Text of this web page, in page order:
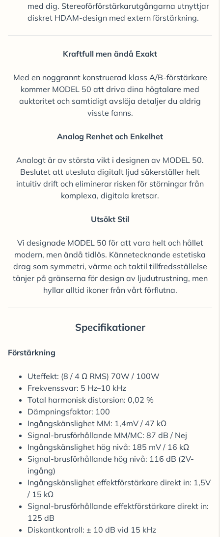
med dig. Stereoförförstärkarutgångarna utnyttjar
diskret HDAM-design med extern förstärkning.
Kraftfull men ändå Exakt
Med en noggrannt konstruerad klass A/B-förstärkare
kommer MODEL 50 att driva dina högtalare med
auktoritet och samtidigt avslöja detaljer du aldrig
visste fanns.
Analog Renhet och Enkelhet
Analogt är av största vikt i designen av MODEL 50.
Beslutet att utesluta digitalt ljud säkerställer helt
intuitiv drift och eliminerar risken för störningar från
komplexa, digitala kretsar.
Utsökt Stil
Vi designade MODEL 50 för att vara helt och hållet
modern, men ändå tidlös. Kännetecknande estetiska
drag som symmetri, värme och taktil tillfredsställelse
tänjer på gränserna för design av ljudutrustning, men
hyllar alltid ikoner från vårt förflutna.
Specifikationer
Förstärkning
Uteffekt: (8 / 4 Ω RMS) 70W / 100W
Frekvenssvar: 5 Hz–10 kHz
Total harmonisk distorsion: 0,02 %
Dämpningsfaktor: 100
Ingångskänslighet MM: 1,4mV / 47 kΩ
Signal-brusförhållande MM/MC: 87 dB / Nej
Ingångskänslighet hög nivå: 185 mV / 16 kΩ
Signal-brusförhållande hög nivå: 116 dB (2V-
ingång)
Ingångskänslighet effektförstärkare direkt in: 1,5V
/ 15 kΩ
Signal-brusförhållande effektförstärkare direkt in:
125 dB
Diskantkontroll: ± 10 dB vid 15 kHz